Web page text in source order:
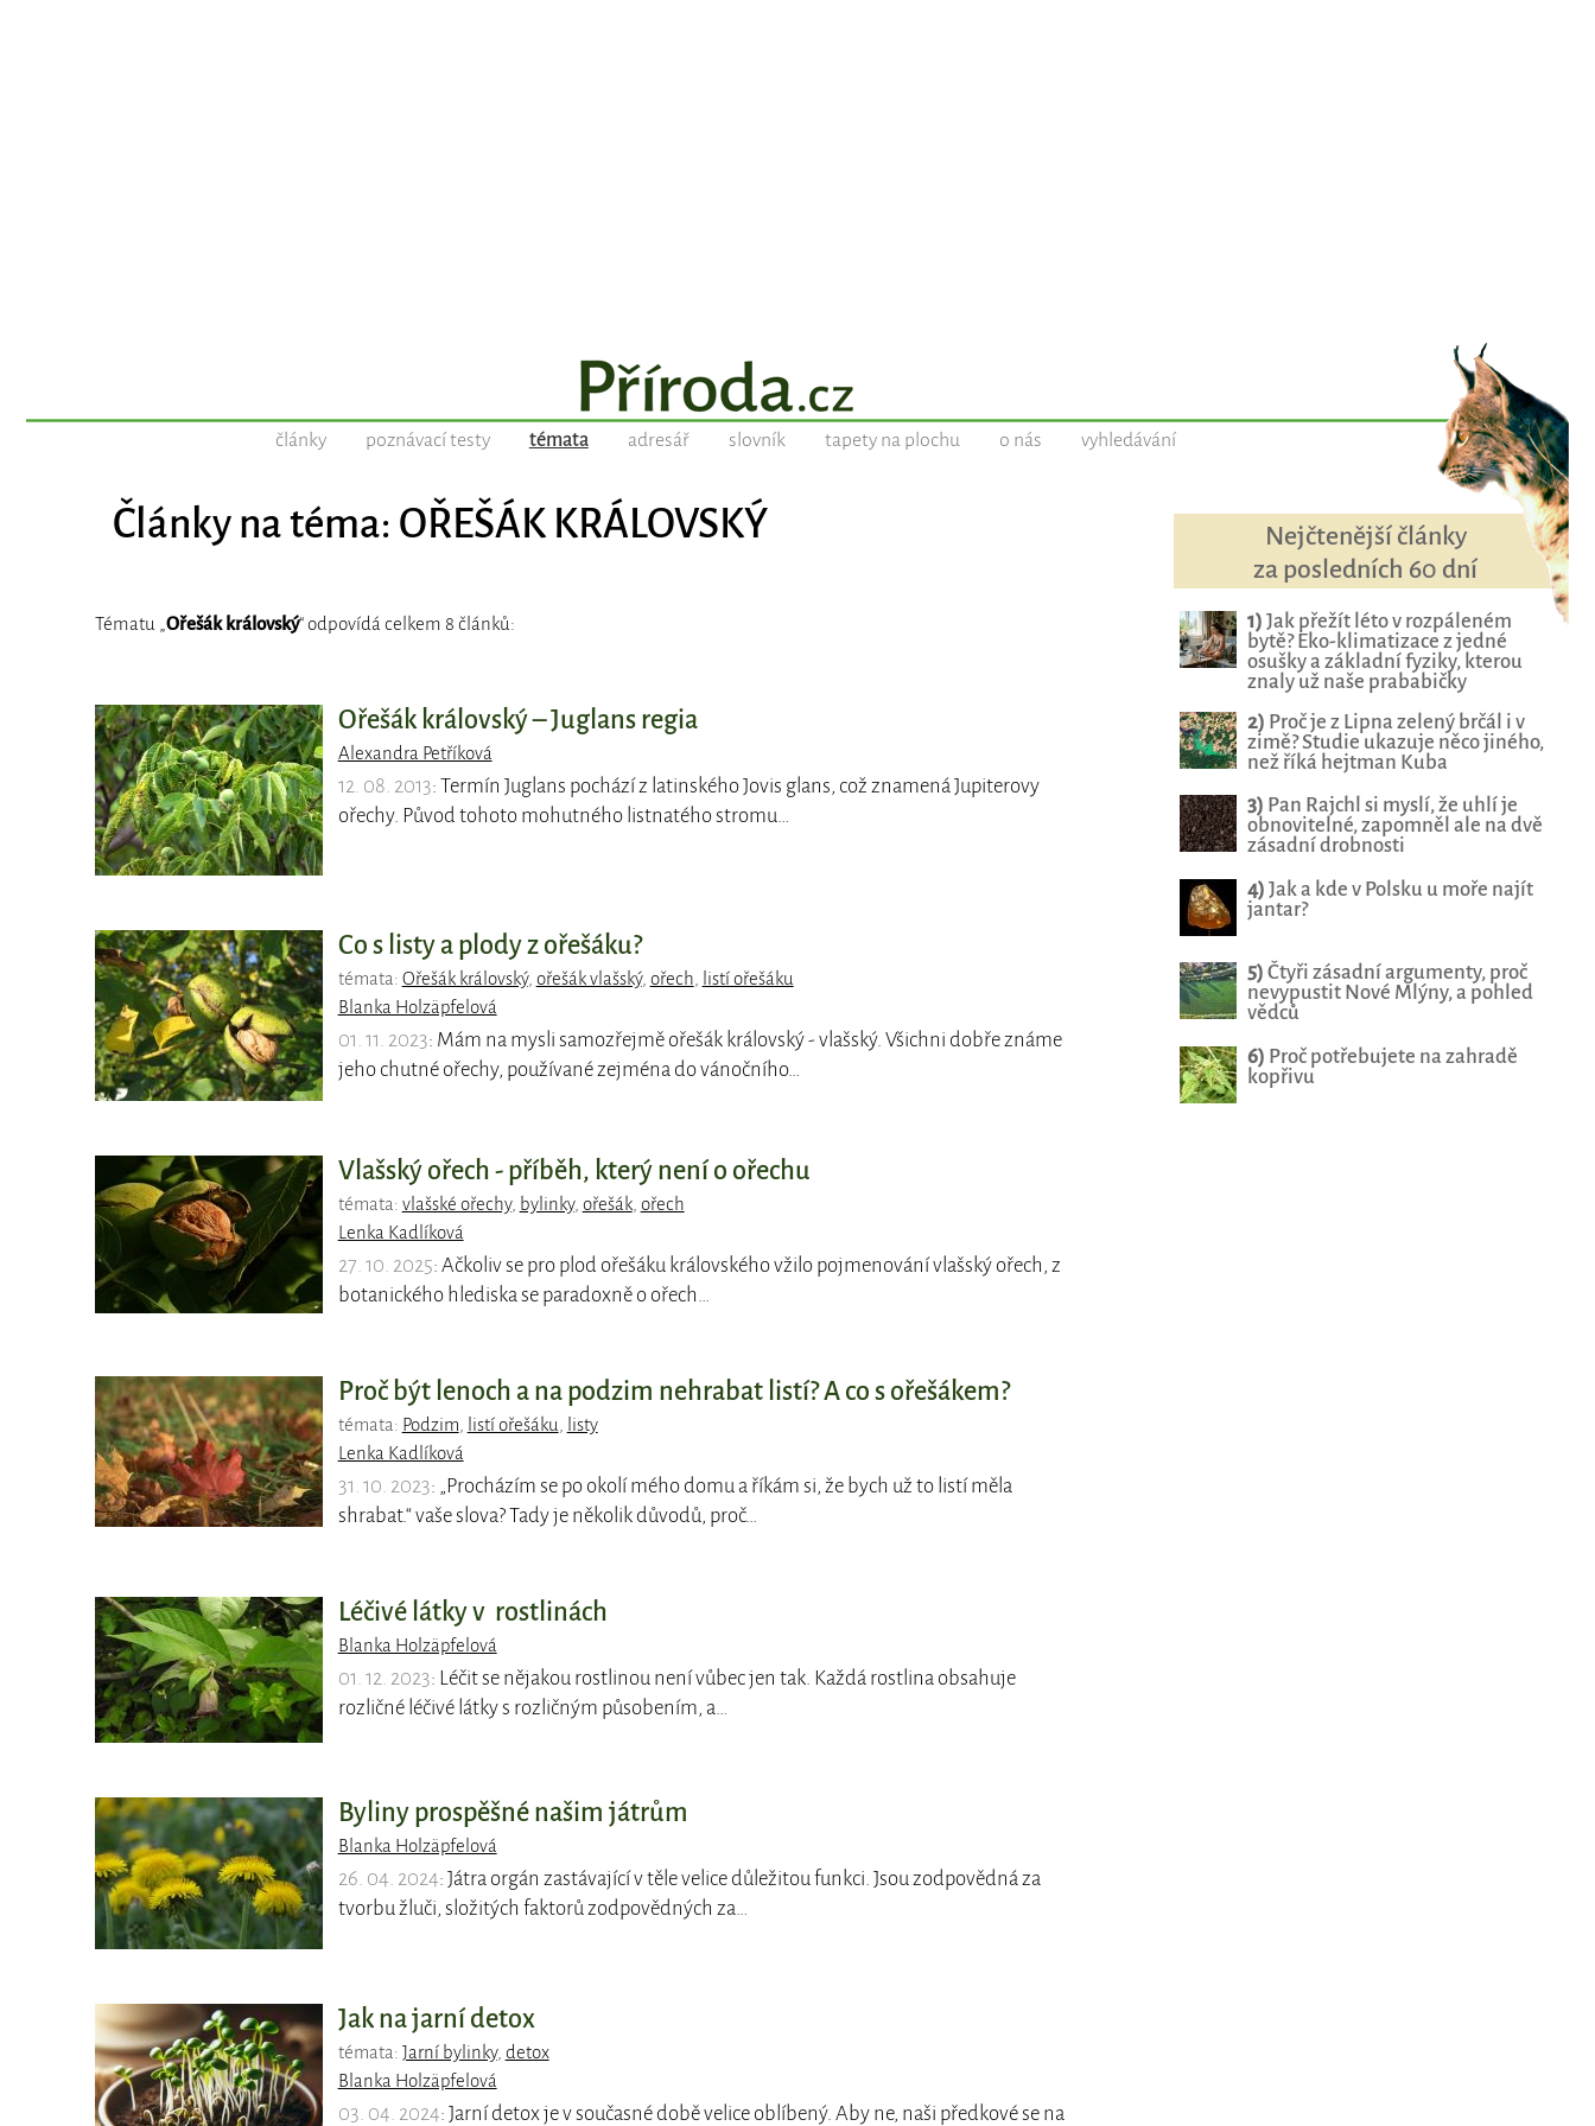
články poznávací testy témata adresář slovník tapety na plochu o nás vyhledávání
Články na téma: OŘEŠÁK KRÁLOVSKÝ
Tématu „ Ořešák královský“ odpovídá celkem 8 článků:
Ořešák královský – Juglans regia
Alexandra Petříková
12. 08. 2013: Termín Juglans pochází z latinského Jovis glans, což znamená Jupiterovy
ořechy. Původ tohoto mohutného listnatého stromu…
Co s listy a plody z ořešáku?
témata: Ořešák královský, ořešák vlašský, ořech
listí ořešáku
Blanka Holzäpfelová
01. 11. 2023: Mám na mysli samozřejmě ořešák královský - vlašský. Všichni dobře známe
jeho chutné ořechy, používané zejména do vánočního…
Vlašský ořech - příběh, který není o ořechu
témata: vlašské ořechy, bylinky, ořešák, ořech
Lenka Kadlíková
27. 10. 2025: Ačkoliv se pro plod ořešáku královského vžilo pojmenování vlašský ořech, z
botanického hlediska se paradoxně o ořech…
Proč být lenoch a na podzim nehrabat listí? A co s ořešákem?
témata: Podzim listí ořešáku
listy
Lenka Kadlíková
31. 10. 2023: „Procházím se po okolí mého domu a říkám si, že bych už to listí měla
shrabat.“ vaše slova? Tady je několik důvodů, proč…
Léčivé látky v rostlinách
Blanka Holzäpfelová
01. 12. 2023: Léčit se nějakou rostlinou není vůbec jen tak. Každá rostlina obsahuje
rozličné léčivé látky s rozličným působením, a…
Byliny prospěšné našim játrům
Blanka Holzäpfelová
26. 04. 2024: Játra orgán zastávající v těle velice důležitou funkci. Jsou zodpovědná za
tvorbu žluči, složitých faktorů zodpovědných za…
Jak na jarní detox
témata: Jarní bylinky, detox
Blanka Holzäpfelová
03. 04. 2024: Jarní detox je v současné době velice oblíbený. Aby ne, naši předkové se na
Nejčtenější články
za posledních 60 dní
1) Jak přežít léto v rozpáleném
bytě? Eko-klimatizace z jedné
osušky a základní fyziky, kterou
znaly už naše prababičky
2) Proč je z Lipna zelený brčál i v
zimě? Studie ukazuje něco jiného,
než říká hejtman Kuba
3) Pan Rajchl si myslí, že uhlí je
obnovitelné, zapomněl ale na dvě
zásadní drobnosti
4) Jak a kde v Polsku u moře najít
jantar?
5) Čtyři zásadní argumenty, proč
nevypustit Nové Mlýny, a pohled
vědců
6) Proč potřebujete na zahradě
kopřivu